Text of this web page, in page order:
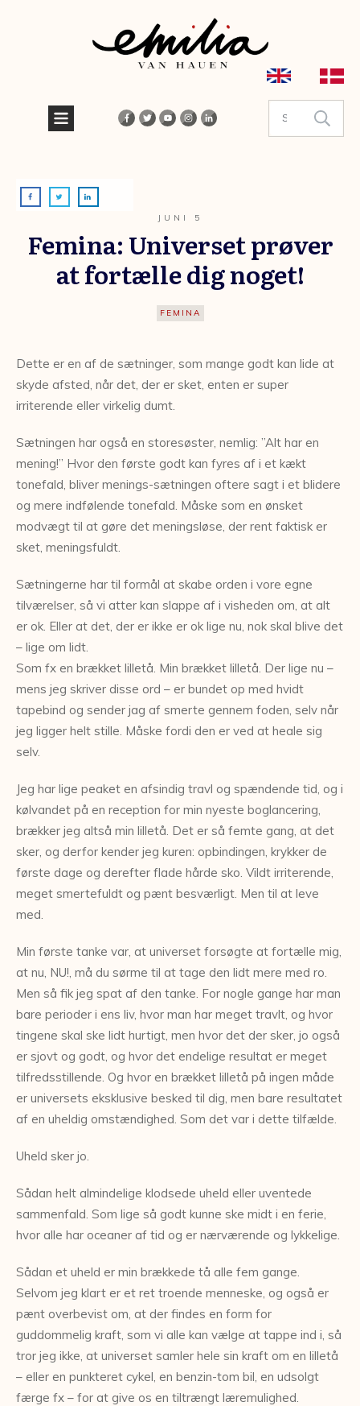
JUNI 5
Femina: Universet prøver
at fortælle dig noget!
FEMINA
Dette er en af de sætninger, som mange godt kan lide at
skyde afsted, når det, der er sket, enten er super
irriterende eller virkelig dumt.
Sætningen har også en storesøster, nemlig: ”Alt har en
mening!” Hvor den første godt kan fyres af i et kækt
tonefald, bliver menings-sætningen oftere sagt i et blidere
og mere indfølende tonefald. Måske som en ønsket
modvægt til at gøre det meningsløse, der rent faktisk er
sket, meningsfuldt.
Sætningerne har til formål at skabe orden i vore egne
tilværelser, så vi atter kan slappe af i visheden om, at alt
er ok. Eller at det, der er ikke er ok lige nu, nok skal blive det
– lige om lidt.
Som fx en brækket lilletå. Min brækket lilletå. Der lige nu –
mens jeg skriver disse ord – er bundet op med hvidt
tapebind og sender jag af smerte gennem foden, selv når
jeg ligger helt stille. Måske fordi den er ved at heale sig
selv.
Jeg har lige peaket en afsindig travl og spændende tid, og i
kølvandet på en reception for min nyeste boglancering,
brækker jeg altså min lilletå. Det er så femte gang, at det
sker, og derfor kender jeg kuren: opbindingen, krykker de
første dage og derefter flade hårde sko. Vildt irriterende,
meget smertefuldt og pænt besværligt. Men til at leve
med.
Min første tanke var, at universet forsøgte at fortælle mig,
at nu, NU!, må du sørme til at tage den lidt mere med ro.
Men så fik jeg spat af den tanke. For nogle gange har man
bare perioder i ens liv, hvor man har meget travlt, og hvor
tingene skal ske lidt hurtigt, men hvor det der sker, jo også
er sjovt og godt, og hvor det endelige resultat er meget
tilfredsstillende. Og hvor en brækket lilletå på ingen måde
er universets eksklusive besked til dig, men bare resultatet
af en uheldig omstændighed. Som det var i dette tilfælde.
Uheld sker jo.
Sådan helt almindelige klodsede uheld eller uventede
sammenfald. Som lige så godt kunne ske midt i en ferie,
hvor alle har oceaner af tid og er nærværende og lykkelige.
Sådan et uheld er min brækkede tå alle fem gange.
Selvom jeg klart er et ret troende menneske, og også er
pænt overbevist om, at der findes en form for
guddommelig kraft, som vi alle kan vælge at tappe ind i, så
tror jeg ikke, at universet samler hele sin kraft om en lilletå
– eller en punkteret cykel, en benzin-tom bil, en udsolgt
færge fx – for at give os en tiltrængt læremulighed.